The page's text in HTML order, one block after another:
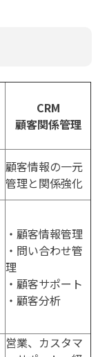
CRM
顧客関係管理
顧客情報の一元
管理と関係強化
・顧客情報管理
・問い合わせ管
理
・顧客サポート
・顧客分析
営業、カスタマ